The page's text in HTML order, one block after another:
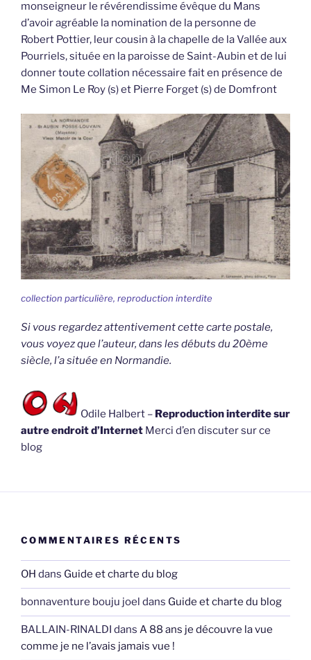
monseigneur le révérendissime évêque du Mans
d’avoir agréable la nomination de la personne de
Robert Pottier, leur cousin à la chapelle de la Vallée aux
Pourriels, située en la paroisse de Saint-Aubin et de lui
donner toute collation nécessaire fait en présence de
Me Simon Le Roy (s) et Pierre Forget (s) de Domfront
collection particulière, reproduction interdite
Si vous regardez attentivement cette carte postale,
vous voyez que l’auteur, dans les débuts du 20ème
siècle, l’a située en Normandie.
Odile Halbert – Reproduction interdite sur
autre endroit d’Internet Merci d’en discuter sur ce
blog
COMMENTAIRES RÉCENTS
OH dans Guide et charte du blog
bonnaventure bouju joel dans Guide et charte du blog
BALLAIN-RINALDI dans A 88 ans je découvre la vue
comme je ne l’avais jamais vue !